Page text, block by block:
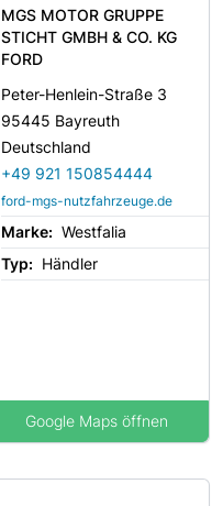
MGS MOTOR GRUPPE
STICHT GMBH & CO. KG
FORD
Peter-Henlein-Straße 3
95445 Bayreuth
Deutschland
+49 921 150854444
ford-mgs-nutzfahrzeuge.de
Marke: Westfalia
Typ: Händler
Google Maps öffnen